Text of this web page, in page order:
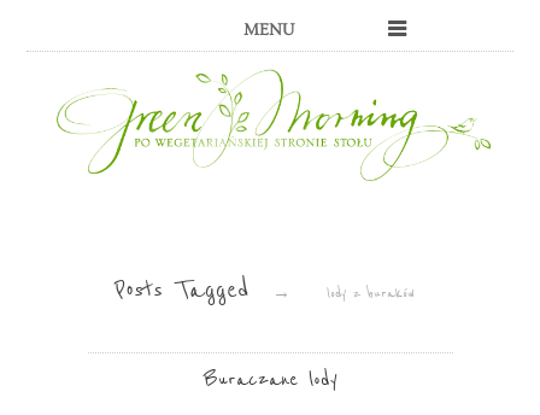
MENU
Posts Tagged → lody z buraków
Buraczane lody